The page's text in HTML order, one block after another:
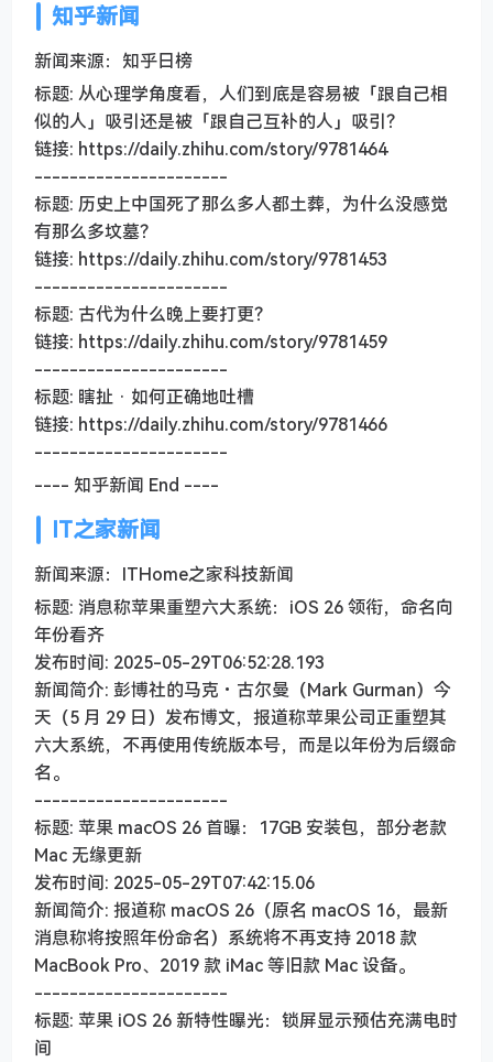
知乎新闻
新闻来源：知乎日榜
标题: 从心理学角度看，人们到底是容易被「跟自己相
似的人」吸引还是被「跟自己互补的人」吸引？
链接: https://daily.zhihu.com/story/9781464
----------------------
标题: 历史上中国死了那么多人都土葬，为什么没感觉
有那么多坟墓？
链接: https://daily.zhihu.com/story/9781453
----------------------
标题: 古代为什么晚上要打更？
链接: https://daily.zhihu.com/story/9781459
----------------------
标题: 瞎扯 · 如何正确地吐槽
链接: https://daily.zhihu.com/story/9781466
----------------------
---- 知乎新闻 End ----
IT之家新闻
新闻来源：ITHome之家科技新闻
标题: 消息称苹果重塑六大系统：iOS 26 领衔，命名向
年份看齐
发布时间: 2025-05-29T06:52:28.193
新闻简介: 彭博社的马克・古尔曼（Mark Gurman）今
天（5 月 29 日）发布博文，报道称苹果公司正重塑其
六大系统，不再使用传统版本号，而是以年份为后缀命
名。
----------------------
标题: 苹果 macOS 26 首曝：17GB 安装包，部分老款
Mac 无缘更新
发布时间: 2025-05-29T07:42:15.06
新闻简介: 报道称 macOS 26（原名 macOS 16，最新
消息称将按照年份命名）系统将不再支持 2018 款
MacBook Pro、2019 款 iMac 等旧款 Mac 设备。
----------------------
标题: 苹果 iOS 26 新特性曝光：锁屏显示预估充满电时
间